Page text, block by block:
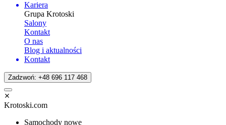
Kariera
Grupa Krotoski
Salony
Kontakt
O nas
Blog i aktualności
Kontakt
Zadzwoń: +48 696 117 468
Krotoski.com
Samochody nowe